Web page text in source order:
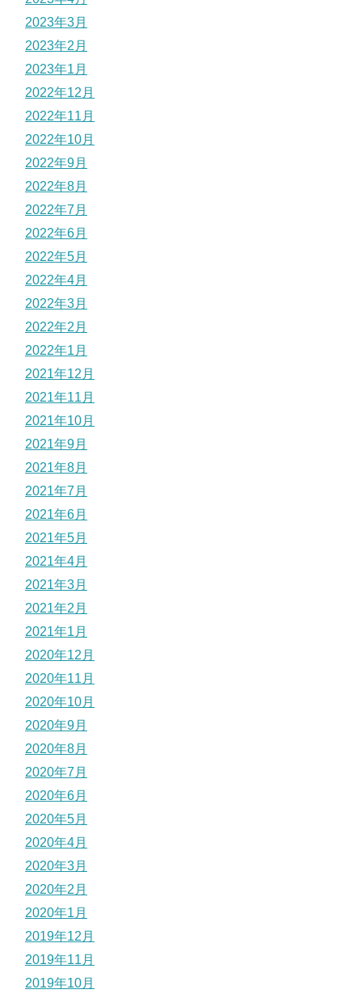
2023年3月
2023年2月
2023年1月
2022年12月
2022年11月
2022年10月
2022年9月
2022年8月
2022年7月
2022年6月
2022年5月
2022年4月
2022年3月
2022年2月
2022年1月
2021年12月
2021年11月
2021年10月
2021年9月
2021年8月
2021年7月
2021年6月
2021年5月
2021年4月
2021年3月
2021年2月
2021年1月
2020年12月
2020年11月
2020年10月
2020年9月
2020年8月
2020年7月
2020年6月
2020年5月
2020年4月
2020年3月
2020年2月
2020年1月
2019年12月
2019年11月
2019年10月